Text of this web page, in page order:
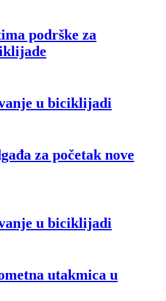
podrške za
u biciklijadi
za početak nove
u biciklijadi
utakmica u